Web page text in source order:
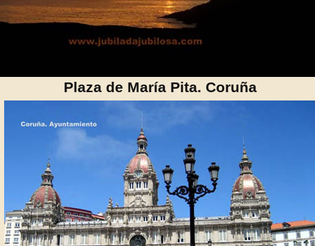
Plaza de María Pita. Coruña